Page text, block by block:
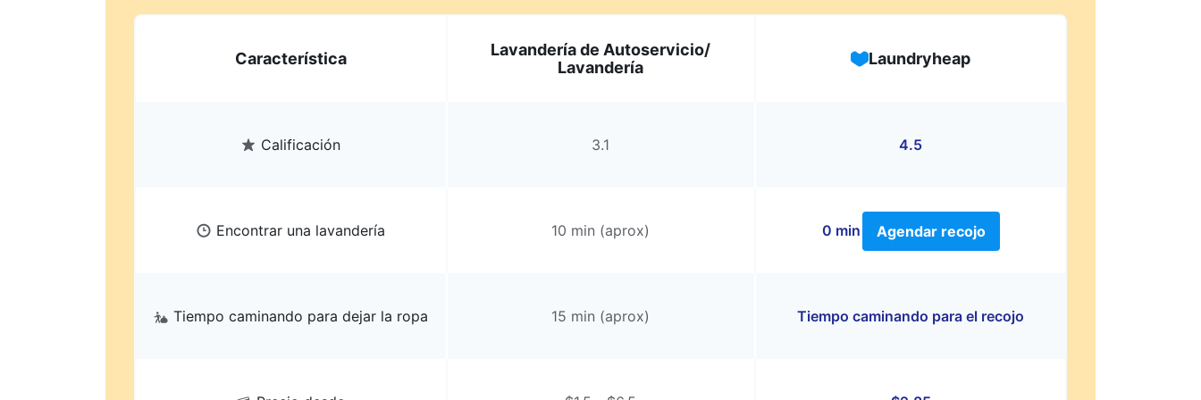
Característica
Lavandería de Autoservicio/
Lavandería
Laundryheap
Calificación 3.1 4.5
Encontrar una lavandería 10 min (aprox) 0 min Agendar recojo
Tiempo caminando para dejar la ropa 15 min (aprox) Tiempo caminando para el recojo